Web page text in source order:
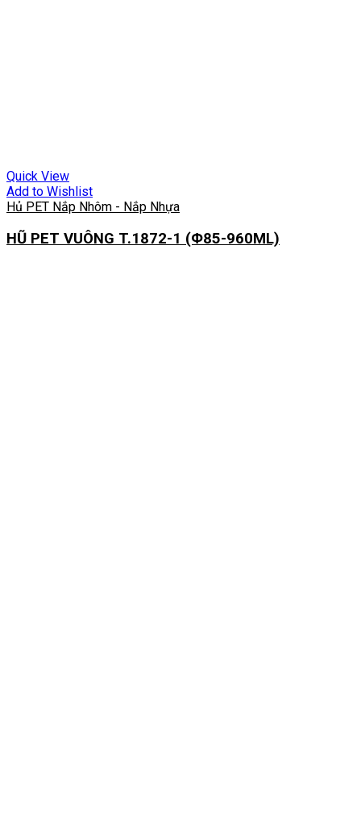
Quick View
Add to Wishlist
Hủ PET Nắp Nhôm - Nắp Nhựa
HŨ PET VUÔNG T.1872-1 (Φ85-960ML)